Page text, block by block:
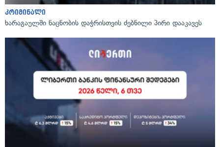
კრიმინალი
ხარაგაულში ნაცნობის დაჭრისთვის ძებნილი პირი დააკავეს